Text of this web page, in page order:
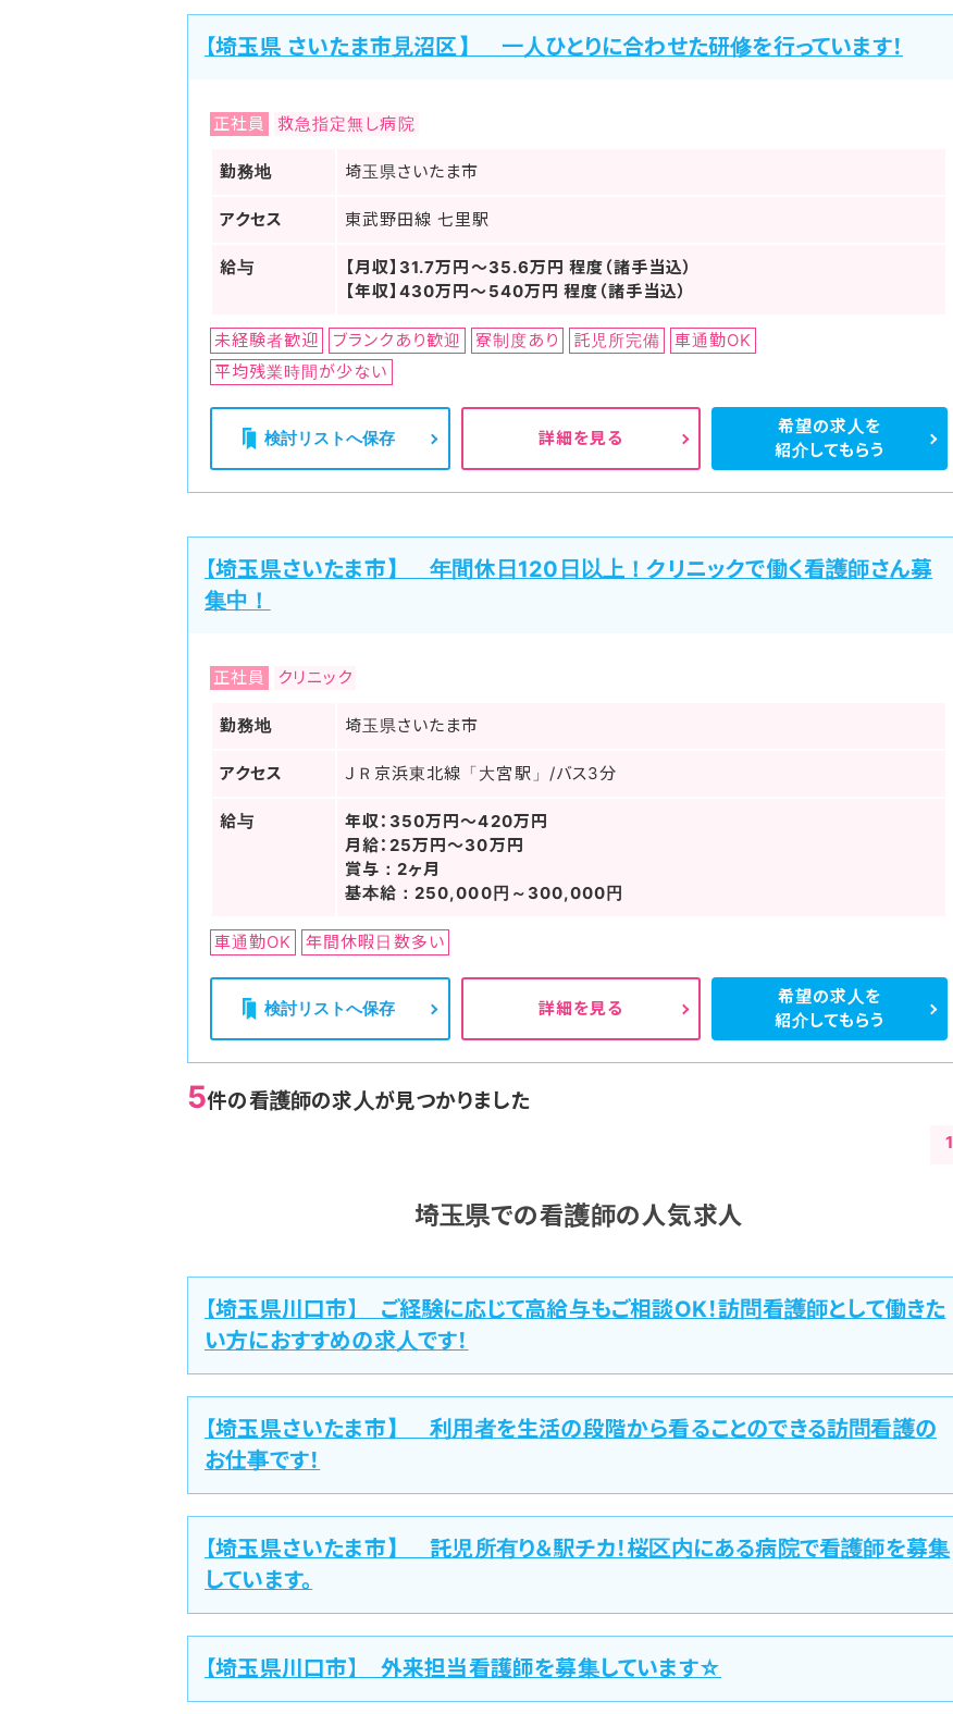
【埼玉県 さいたま市見沼区】 一人ひとりに合わせた研修を行っています！
正社員 救急指定無し病院
勤務地 埼玉県さいたま市
アクセス 東武野田線 七里駅
給与
【月収】31.7万円～35.6万円 程度（諸手当込）
【年収】430万円～540万円 程度（諸手当込）
未経験者歓迎 ブランクあり歓迎 寮制度あり 託児所完備
車通勤OK
平均残業時間が少ない
検討リストへ保存 詳細を見る
希望の求人を
紹介してもらう
【埼玉県さいたま市】 年間休日120日以上！クリニックで働く看護師さん募
集中！
正社員 クリニック
勤務地 埼玉県さいたま市
アクセス ＪＲ京浜東北線「大宮駅」/バス3分
給与
年収：350万円～420万円
月給：25万円～30万円
賞与：2ヶ月
基本給：250,000円～300,000円
車通勤OK 年間休暇日数多い
検討リストへ保存 詳細を見る
希望の求人を
紹介してもらう
5件の看護師の求人が見つかりました
1
埼玉県での看護師の人気求人
【埼玉県川口市】 ご経験に応じて高給与もご相談OK！訪問看護師として働きた
い方におすすめの求人です！
【埼玉県さいたま市】 利用者を生活の段階から看ることのできる訪問看護の
お仕事です！
【埼玉県さいたま市】 託児所有り＆駅チカ！桜区内にある病院で看護師を募集
しています。
【埼玉県川口市】 外来担当看護師を募集しています☆